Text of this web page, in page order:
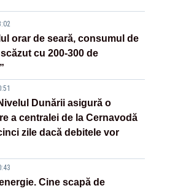
orar de seară, consumul de
cu 200-300 de
Dunării asigură o
a centralei de la Cernavodă
zile dacă debitele vor
Cine scapă de